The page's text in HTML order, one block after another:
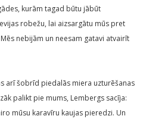
kurām tagad būtu jābūt
robežu, lai aizsargātu mūs pret
nebijām un neesam gatavi atvairīt
arī šobrīd piedalās miera uzturēšanas
palikt pie mums, Lembergs sacīja:
mūsu karavīru kaujas pieredzi. Un